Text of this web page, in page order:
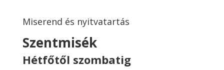
Miserend és nyitvatartás
Szentmisék
Hétfőtől szombatig